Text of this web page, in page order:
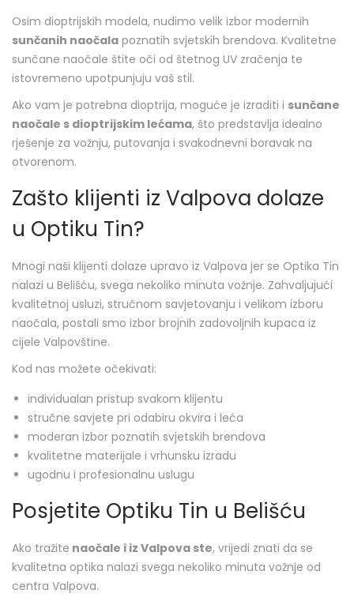
Osim dioptrijskih modela, nudimo velik izbor modernih
sunčanih naočala poznatih svjetskih brendova. Kvalitetne
sunčane naočale štite oči od štetnog UV zračenja te
istovremeno upotpunjuju vaš stil.
Ako vam je potrebna dioptrija, moguće je izraditi i sunčane
naočale s dioptrijskim lećama, što predstavlja idealno
rješenje za vožnju, putovanja i svakodnevni boravak na
otvorenom.
Zašto klijenti iz Valpova dolaze
u Optiku Tin?
Mnogi naši klijenti dolaze upravo iz Valpova jer se Optika Tin
nalazi u Belišću, svega nekoliko minuta vožnje. Zahvaljujući
kvalitetnoj usluzi, stručnom savjetovanju i velikom izboru
naočala, postali smo izbor brojnih zadovoljnih kupaca iz
cijele Valpovštine.
Kod nas možete očekivati:
individualan pristup svakom klijentu
stručne savjete pri odabiru okvira i leća
moderan izbor poznatih svjetskih brendova
kvalitetne materijale i vrhunsku izradu
ugodnu i profesionalnu uslugu
Posjetite Optiku Tin u Belišću
Ako tražite naočale i iz Valpova ste, vrijedi znati da se
kvalitetna optika nalazi svega nekoliko minuta vožnje od
centra Valpova.